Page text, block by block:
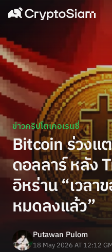
ข่าวคริปโตเคอเรนซี่
Bitcoin ร่วงแ
ดอลลาร์ หลัง
อิหร่าน “เวล
หมดลงแล้ว”
Putawan Pulom
18 May 2026 AT 12:12